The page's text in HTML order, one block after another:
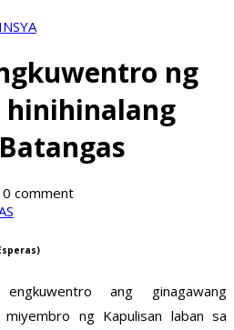
ng
0 comment
ang ginagawang
ng Kapulisan laban sa